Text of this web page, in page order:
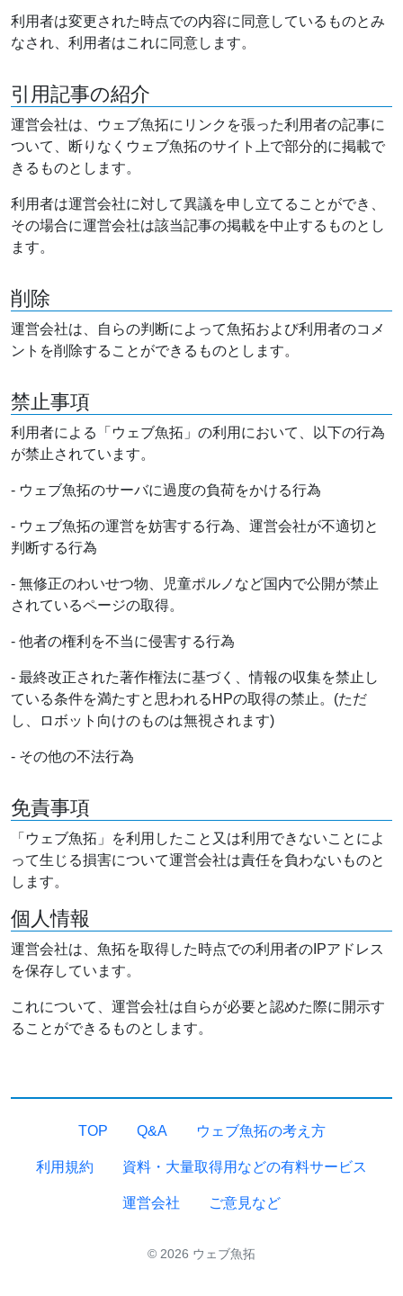
利用者は変更された時点での内容に同意しているものとみ
なされ、利用者はこれに同意します。
引用記事の紹介
運営会社は、ウェブ魚拓にリンクを張った利用者の記事に
ついて、断りなくウェブ魚拓のサイト上で部分的に掲載で
きるものとします。
利用者は運営会社に対して異議を申し立てることができ、
その場合に運営会社は該当記事の掲載を中止するものとし
ます。
削除
運営会社は、自らの判断によって魚拓および利用者のコメ
ントを削除することができるものとします。
禁止事項
利用者による「ウェブ魚拓」の利用において、以下の行為
が禁止されています。
- ウェブ魚拓のサーバに過度の負荷をかける行為
- ウェブ魚拓の運営を妨害する行為、運営会社が不適切と
判断する行為
- 無修正のわいせつ物、児童ポルノなど国内で公開が禁止
されているページの取得。
- 他者の権利を不当に侵害する行為
- 最終改正された著作権法に基づく、情報の収集を禁止し
ている条件を満たすと思われるHPの取得の禁止。(ただ
し、ロボット向けのものは無視されます)
- その他の不法行為
免責事項
「ウェブ魚拓」を利用したこと又は利用できないことによ
って生じる損害について運営会社は責任を負わないものと
します。
個人情報
運営会社は、魚拓を取得した時点での利用者のIPアドレス
を保存しています。
これについて、運営会社は自らが必要と認めた際に開示す
ることができるものとします。
TOP Q&A ウェブ魚拓の考え方
利用規約 資料・大量取得用などの有料サービス
運営会社 ご意見など
© 2026 ウェブ魚拓